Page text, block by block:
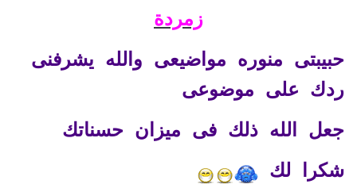
زمردة
حبيبتى منوره مواضيعى والله يشرفنى
ردك على موضوعى
جعل الله ذلك فى ميزان حسناتك
شكرا لك